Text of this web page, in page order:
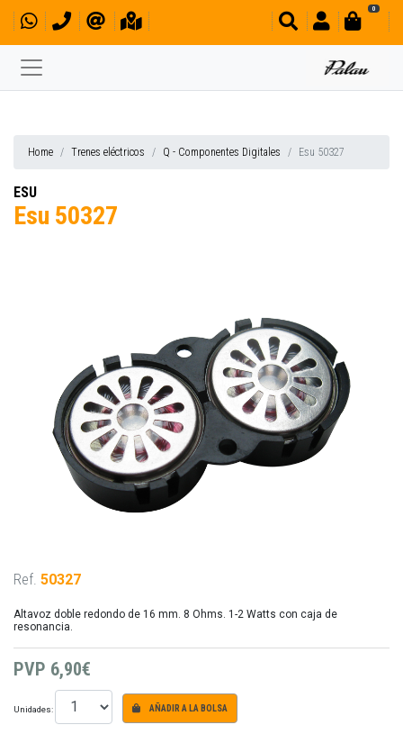
0
Home Trenes eléctricos Q - Componentes Digitales Esu 50327
ESU
Esu 50327
Ref. 50327
Altavoz doble redondo de 16 mm. 8 Ohms. 1-2 Watts con caja de
resonancia.
PVP 6,90€
Unidades: AÑADIR A LA BOLSA